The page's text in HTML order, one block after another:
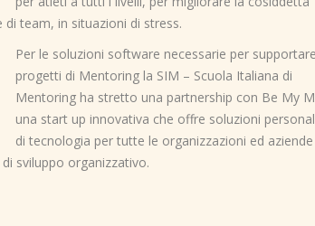
team, in situazioni di stress.
Per le soluzioni software necessarie per
progetti di Mentoring la SIM – Scuola Italiana di
Mentoring ha stretto una partnership con Be My
una start up innovativa che offre soluzioni
di tecnologia per tutte le organizzazioni ed aziende
sviluppo organizzativo.